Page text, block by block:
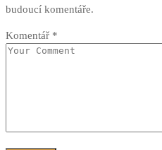
budoucí komentáře.
Komentář *